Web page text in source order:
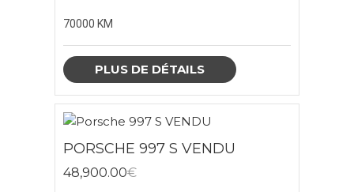
70000 KM
PLUS DE DÉTAILS
PORSCHE 997 S VENDU
48,900.00€